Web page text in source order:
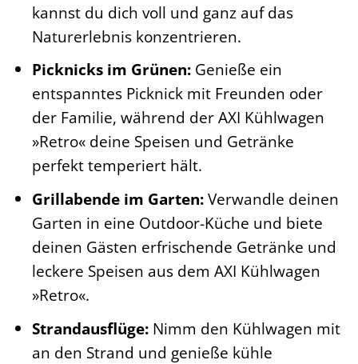
kannst du dich voll und ganz auf das
Naturerlebnis konzentrieren.
Picknicks im Grünen:Genieße ein
entspanntes Picknick mit Freunden oder
der Familie, während der AXI Kühlwagen
»Retro« deine Speisen und Getränke
perfekt temperiert hält.
Grillabende im Garten:Verwandle deinen
Garten in eine Outdoor-Küche und biete
deinen Gästen erfrischende Getränke und
leckere Speisen aus dem AXI Kühlwagen
»Retro«.
Strandausflüge:Nimm den Kühlwagen mit
an den Strand und genieße kühle